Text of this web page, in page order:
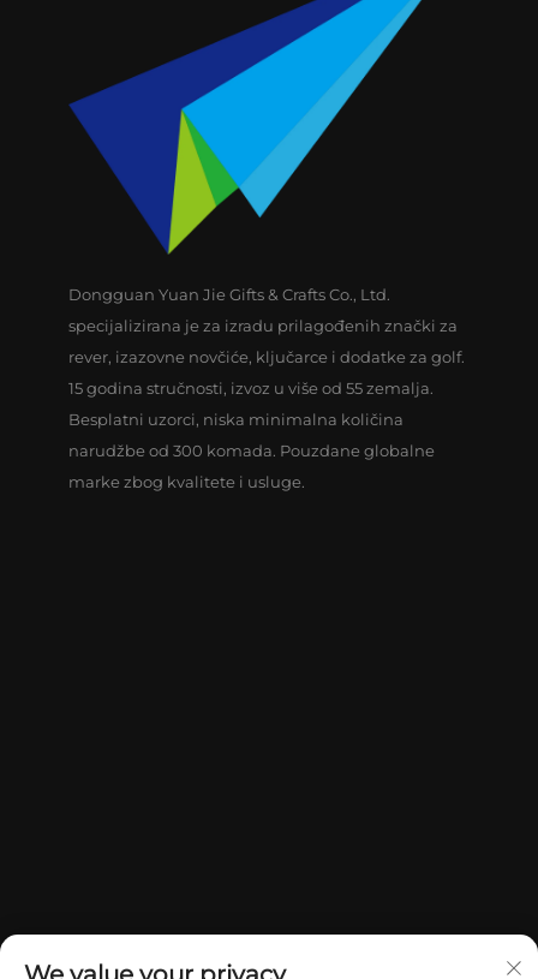
Dongguan Yuan Jie Gifts & Crafts Co., Ltd.
specijalizirana je za izradu prilagođenih znački za
rever, izazovne novčiće, ključarce i dodatke za golf.
15 godina stručnosti, izvoz u više od 55 zemalja.
Besplatni uzorci, niska minimalna količina
narudžbe od 300 komada. Pouzdane globalne
marke zbog kvalitete i usluge.